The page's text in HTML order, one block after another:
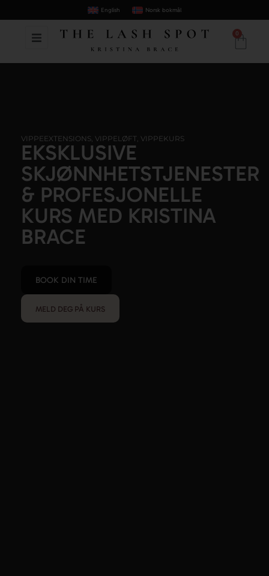
English Norsk bokmål
0
VIPPEEXTENSIONS, VIPPELØFT, VIPPEKURS
EKSKLUSIVE
SKJØNNHETSTJENESTER
& PROFESJONELLE
KURS MED KRISTINA
BRACE
BOOK DIN TIME
MELD DEG PÅ KURS